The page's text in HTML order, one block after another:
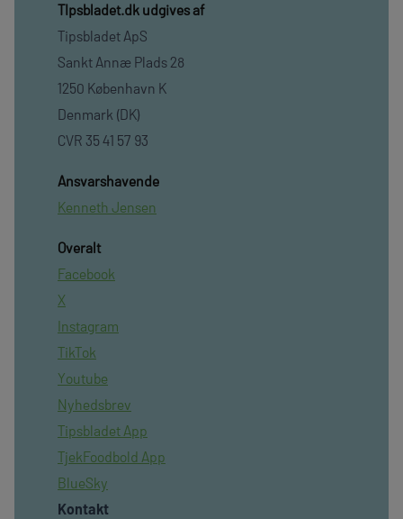
TIpsbladet.dk udgives af
Tipsbladet ApS
Sankt Annæ Plads 28
1250 København K
Denmark (DK)
CVR 35 41 57 93
Ansvarshavende
Kenneth Jensen
Overalt
Facebook
X
Instagram
TikTok
Youtube
Nyhedsbrev
Tipsbladet App
TjekFoodbold App
BlueSky
Kontakt